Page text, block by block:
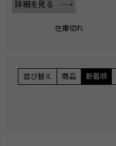
詳細を見る
在庫切れ
並び替え 商品 新着順